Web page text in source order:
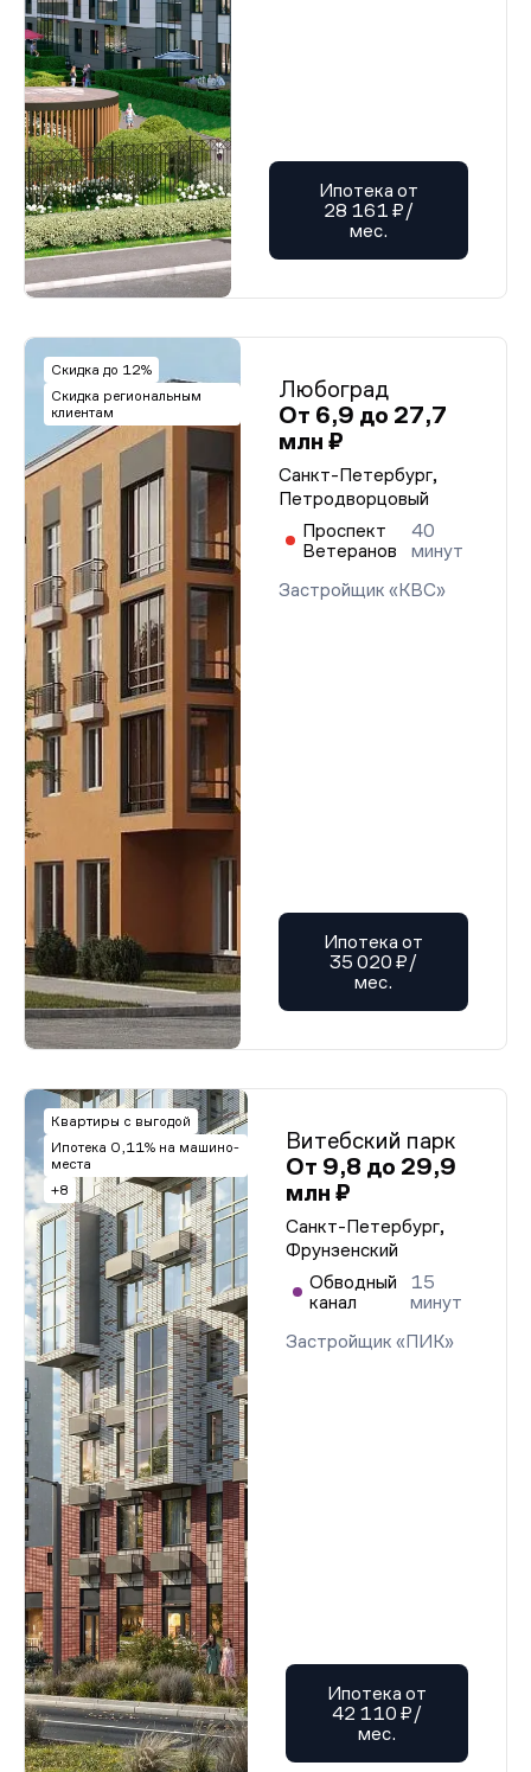
Ипотека от
28 161 ₽/
мес.
Скидка до 12%
Скидка региональным
клиентам
Любоград
От 6,9 до 27,7
млн ₽
Санкт-Петербург,
Петродворцовый
Проспект
Ветеранов
40
минут
Застройщик «КВС»
Ипотека от
35 020 ₽/
мес.
Квартиры с выгодой
Ипотека 0,11% на машино-
места
+8
Витебский парк
От 9,8 до 29,9
млн ₽
Санкт-Петербург,
Фрунзенский
Обводный
канал
15
минут
Застройщик «ПИК»
Ипотека от
42 110 ₽/
мес.